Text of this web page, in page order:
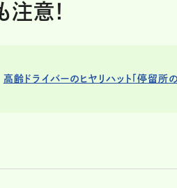
注意！
高齢ドライバーのヒヤリハット「停留所